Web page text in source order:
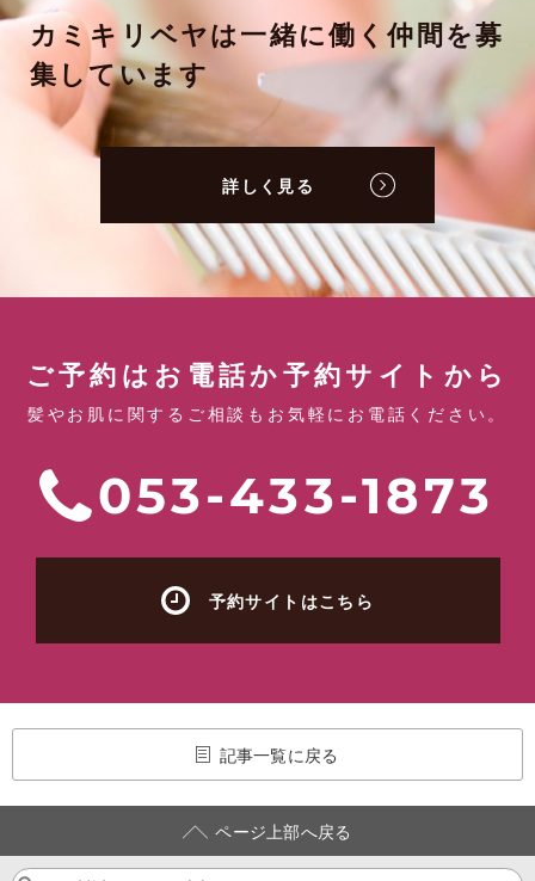
カミキリベヤは一緒に働く仲間を募
集しています
詳しく見る
ご予約はお電話か予約サイトから
髪やお肌に関するご相談もお気軽にお電話ください。
053-433-1873
予約サイトはこちら
記事一覧に戻る
ページ上部へ戻る